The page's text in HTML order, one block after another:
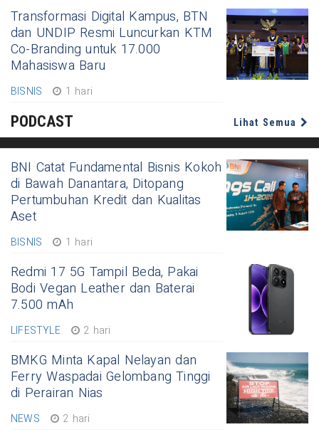
Transformasi Digital Kampus, BTN
dan UNDIP Resmi Luncurkan KTM
Co-Branding untuk 17.000
Mahasiswa Baru
BISNIS 1 hari
PODCAST Lihat Semua
BNI Catat Fundamental Bisnis Kokoh
di Bawah Danantara, Ditopang
Pertumbuhan Kredit dan Kualitas
Aset
BISNIS 1 hari
Redmi 17 5G Tampil Beda, Pakai
Bodi Vegan Leather dan Baterai
7.500 mAh
LIFESTYLE 2 hari
BMKG Minta Kapal Nelayan dan
Ferry Waspadai Gelombang Tinggi
di Perairan Nias
NEWS 2 hari